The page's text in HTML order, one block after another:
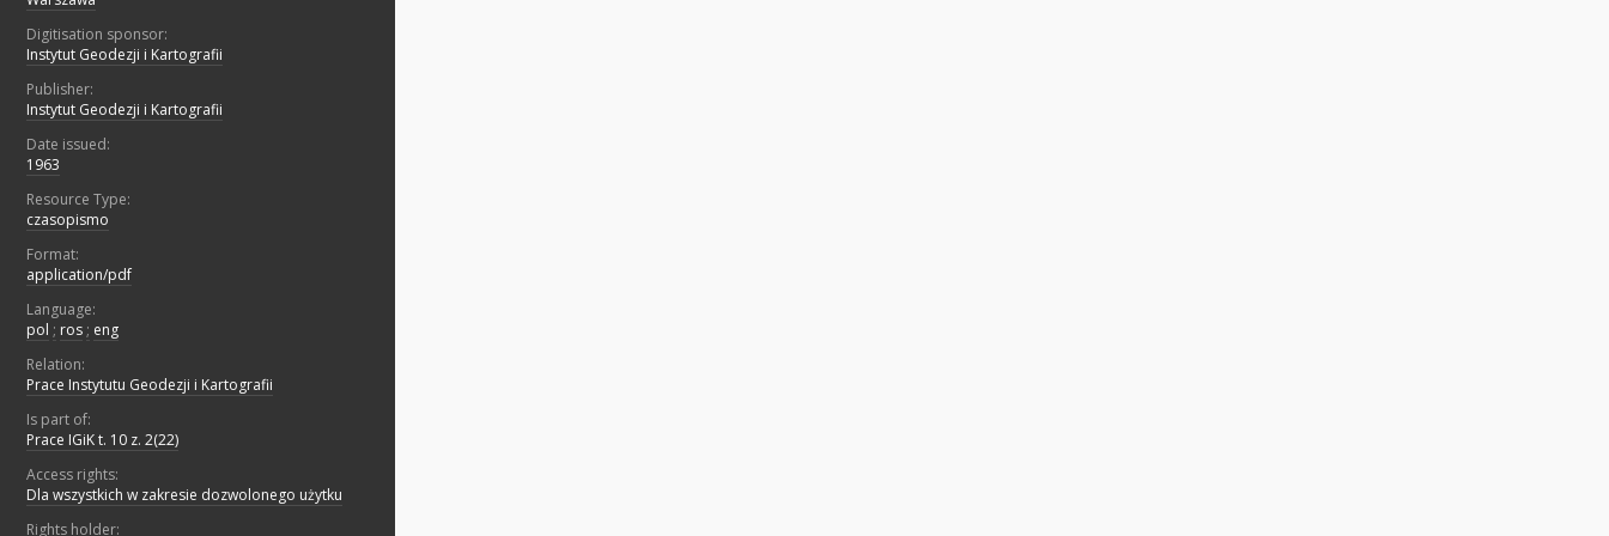
Digitisation sponsor:
Instytut Geodezji i Kartografii
Publisher:
Instytut Geodezji i Kartografii
Date issued:
1963
Resource Type:
czasopismo
Format:
application/pdf
Language:
pol ; ros ; eng
Relation:
Prace Instytutu Geodezji i Kartografii
Is part of:
Prace IGiK t. 10 z. 2(22)
Access rights:
Dla wszystkich w zakresie dozwolonego użytku
Rights holder: